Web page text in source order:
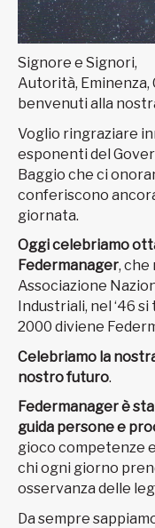
Signore e Signori,
Autorità, Eminenza,
benvenuti alla
Voglio ringraziare
esponenti del
Baggio che ci
conferiscono
giornata.
Oggi celebriamo
Federmanager, che
Associazione
Industriali, nel ‘46
2000 diviene
Celebriamo la
nostro futuro.
Federmanager è
guida persone e
gioco competenze
chi ogni giorno
osservanza delle
Da sempre